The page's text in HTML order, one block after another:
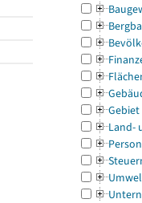
Gebiet
Land-